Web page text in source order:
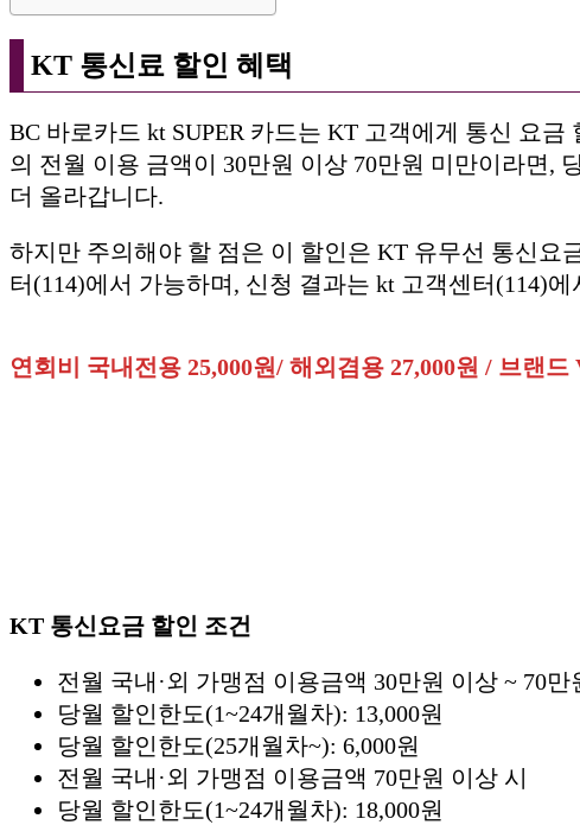
KT 통신료 할인 혜택
BC 바로카드 kt SUPER 카드는 KT 고객에게 통신 요
의 전월 이용 금액이 30만원 이상 70만원 미만이라면,
더 올라갑니다.
하지만 주의해야 할 점은 이 할인은 KT 유무선 통신요
터(114)에서 가능하며, 신청 결과는 kt 고객센터(114)
연회비 국내전용 25,000원/ 해외겸용 27,000원 / 브랜드
KT 통신요금 할인 조건
전월 국내·외 가맹점 이용금액 30만원 이상 ~ 70만
당월 할인한도(1~24개월차): 13,000원
당월 할인한도(25개월차~): 6,000원
전월 국내·외 가맹점 이용금액 70만원 이상 시
당월 할인한도(1~24개월차): 18,000원